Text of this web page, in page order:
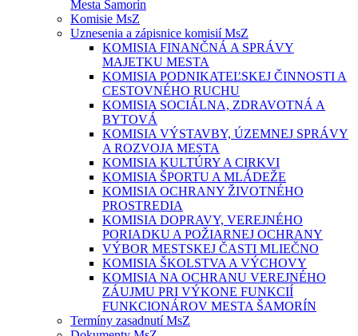
Mesta Šamorín
Komisie MsZ
Uznesenia a zápisnice komisií MsZ
KOMISIA FINANČNÁ A SPRÁVY
MAJETKU MESTA
KOMISIA PODNIKATEĽSKEJ ČINNOSTI A
CESTOVNÉHO RUCHU
KOMISIA SOCIÁLNA, ZDRAVOTNÁ A
BYTOVÁ
KOMISIA VÝSTAVBY, ÚZEMNEJ SPRÁVY
A ROZVOJA MESTA
KOMISIA KULTÚRY A CIRKVI
KOMISIA ŠPORTU A MLÁDEŽE
KOMISIA OCHRANY ŽIVOTNÉHO
PROSTREDIA
KOMISIA DOPRAVY, VEREJNÉHO
PORIADKU A POŽIARNEJ OCHRANY
VÝBOR MESTSKEJ ČASTI MLIEČNO
KOMISIA ŠKOLSTVA A VÝCHOVY
KOMISIA NA OCHRANU VEREJNÉHO
ZÁUJMU PRI VÝKONE FUNKCIÍ
FUNKCIONÁROV MESTA ŠAMORÍN
Termíny zasadnutí MsZ